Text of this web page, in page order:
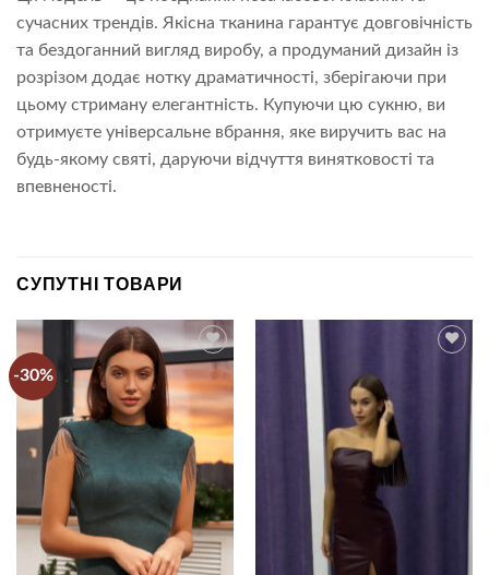
сучасних трендів. Якісна тканина гарантує довговічність
та бездоганний вигляд виробу, а продуманий дизайн із
розрізом додає нотку драматичності, зберігаючи при
цьому стриману елегантність. Купуючи цю сукню, ви
отримуєте універсальне вбрання, яке виручить вас на
будь-якому святі, даруючи відчуття винятковості та
впевненості.
СУПУТНІ ТОВАРИ
-30%